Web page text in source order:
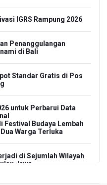
IGRS Rampung 2026
Penanggulangan
di Bali
Standar Gratis di Pos
untuk Perbarui Data
Festival Budaya Lembah
Warga Terluka
di Sejumlah Wilayah
Jawa